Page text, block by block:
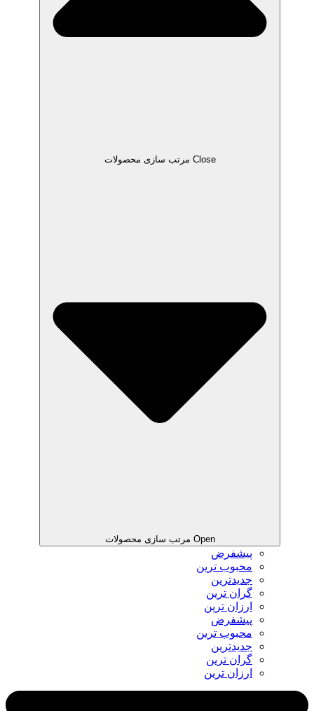
Close مرتب سازی محصولات
Open مرتب سازی محصولات
پیشفرض
محبوب ترین
جدیدترین
گران ترین
ارزان ترین
پیشفرض
محبوب ترین
جدیدترین
گران ترین
ارزان ترین